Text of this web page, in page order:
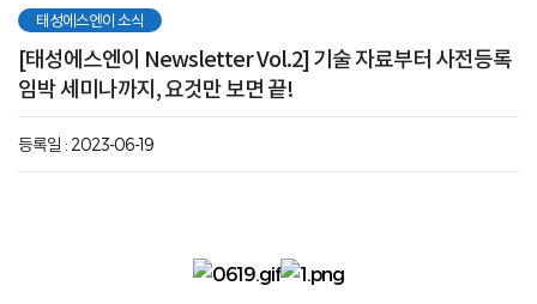
태성에스엔이 소식
[태성에스엔이 Newsletter Vol.2] 기술 자료부터 사전등록
임박 세미나까지, 요것만 보면 끝!
등록일 : 2023-06-19